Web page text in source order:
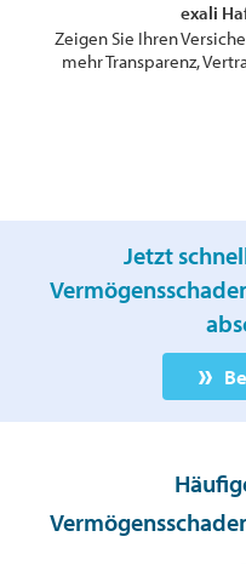
exali
Zeigen Sie Ihren
mehr Transparenz,
Jetzt